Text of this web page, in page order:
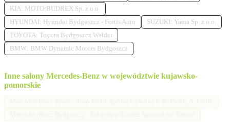
KIA: MOTO-BUDREX Sp. z o.o.
HYUNDAI: Hyundai Bydgoszcz - Fortis Auto
SUZUKI: Yama Sp. z o.o.
TOYOTA: Toyota Bydgoszcz Walder
BMW: BMW Dynamic Motors Bydgoszcz
Inne salony Mercedes-Benz w województwie kujawsko-
pomorskie